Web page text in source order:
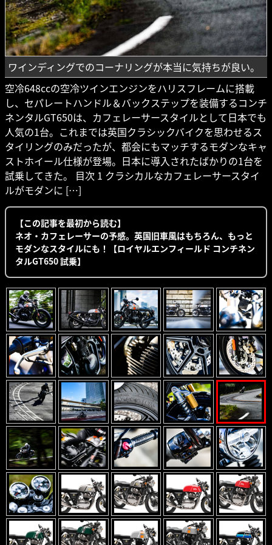
ワインディングでのコーナリングが本当に気持ちが良い。
空冷648ccの空冷ツインエンジンをハリスフレームに搭載
し、セパレートハンドル＆バックステップを装備するコンチ
ネンタルGT650は、カフェレーサースタイルとして日本でも
人気の1台。これまでは英国クラシックバイクを思わせるス
タイリングのみだったが、都会にもマッチするモダンなキャ
ストホイール仕様が登場。日本に導入されたばかりの1台を
試乗してきた。 目次 1 クラシカルなカフェレーサースタイ
ルがモダンに […]
【この記事を最初から読む】
ネオ・カフェレーサーの予感。英国旧車風はもちろん、もっと
モダンなスタイルにも！【ロイヤルエンフィールド コンチネン
タルGT650 試乗】